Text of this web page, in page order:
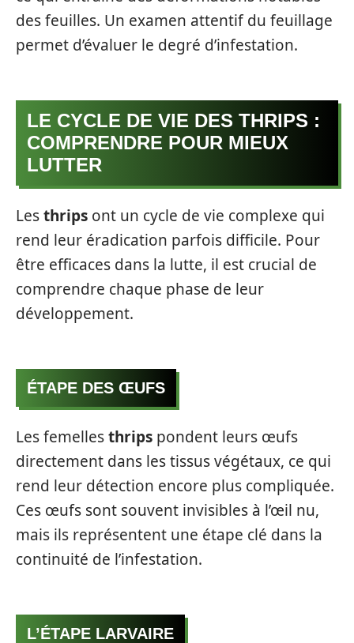
des feuilles. Un examen attentif du feuillage
permet d’évaluer le degré d’infestation.
LE CYCLE DE VIE DES THRIPS :
COMPRENDRE POUR MIEUX
LUTTER
Lesthrips ont un cycle de vie complexe qui
rend leur éradication parfois difficile. Pour
être efficaces dans la lutte, il est crucial de
comprendre chaque phase de leur
développement.
ÉTAPE DES ŒUFS
Les femellesthrips pondent leurs œufs
directement dans les tissus végétaux, ce qui
rend leur détection encore plus compliquée.
Ces œufs sont souvent invisibles à l’œil nu,
mais ils représentent une étape clé dans la
continuité de l’infestation.
L’ÉTAPE LARVAIRE